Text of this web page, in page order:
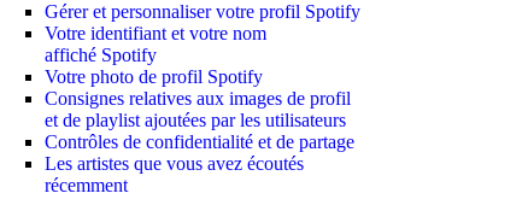
Gérer et personnaliser votre profil Spotify
Votre identifiant et votre nom
affiché Spotify
Votre photo de profil Spotify
Consignes relatives aux images de profil
et de playlist ajoutées par les utilisateurs
Contrôles de confidentialité et de partage
Les artistes que vous avez écoutés
récemment